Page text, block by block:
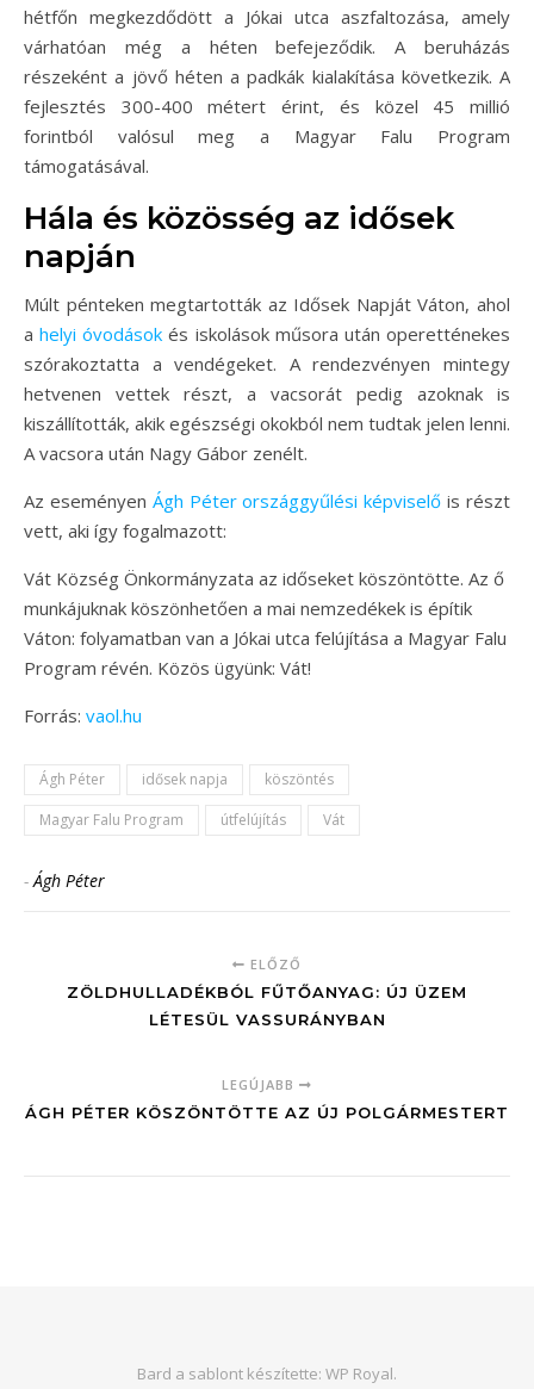
hétfőn megkezdődött a Jókai utca aszfaltozása, amely
várhatóan még a héten befejeződik. A beruházás
részeként a jövő héten a padkák kialakítása következik. A
fejlesztés 300-400 métert érint, és közel 45 millió
forintból valósul meg a Magyar Falu Program
támogatásával.
Hála és közösség az idősek
napján
Múlt pénteken megtartották az Idősek Napját Váton, ahol
ahelyi óvodások és iskolások műsora után operetténekes
szórakoztatta a vendégeket. A rendezvényen mintegy
hetvenen vettek részt, a vacsorát pedig azoknak is
kiszállították, akik egészségi okokból nem tudtak jelen lenni.
A vacsora után Nagy Gábor zenélt.
Az eseményen Ágh Péter országgyűlési képviselő is részt
vett, aki így fogalmazott:
Vát Község Önkormányzata az időseket köszöntötte. Az ő
munkájuknak köszönhetően a mai nemzedékek is építik
Váton: folyamatban van a Jókai utca felújítása a Magyar Falu
Program révén. Közös ügyünk: Vát!
Forrás: vaol.hu
Ágh Péter idősek napja
köszöntés
Magyar Falu Program
útfelújítás Vát
-Ágh Péter
ELŐZŐ
ZÖLDHULLADÉKBÓL FŰTŐANYAG: ÚJ ÜZEM
LÉTESÜL VASSURÁNYBAN
LEGÚJABB
ÁGH PÉTER KÖSZÖNTÖTTE AZ ÚJ POLGÁRMESTERT
Bard a sablont készítette: WP Royal.